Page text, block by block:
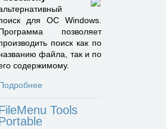
для ОС Windows.
позволяет
поиск как по
файла, так и по
содержимому.
Tools